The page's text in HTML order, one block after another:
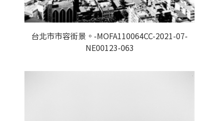
台北市市容街景。-MOFA110064CC-2021-07-
NE00123-063